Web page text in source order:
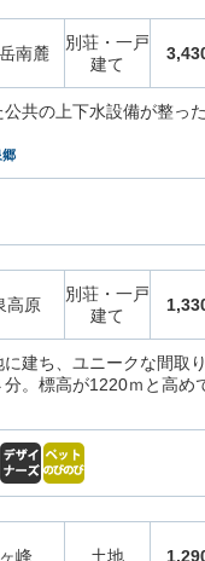
南麓
別荘・一戸
建て
共の上下水設備が整っ
郷
高原
別荘・一戸
建て
建ち、ユニークな間取
。標高が1220ｍと高め
峰 土地